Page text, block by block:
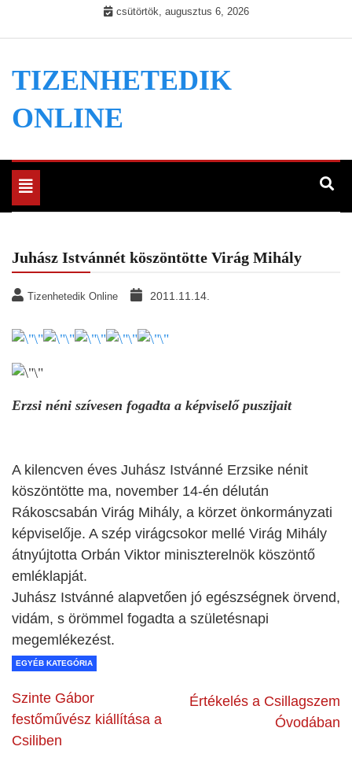
csütörtök, augusztus 6, 2026
TIZENHETEDIK
ONLINE
Toggle
navigation
Juhász Istvánnét köszöntötte Virág Mihály
Tizenhetedik Online 2011.11.14.
Erzsi néni szívesen fogadta a képviselő puszijait
A kilencven éves Juhász Istvánné Erzsike nénit
köszöntötte ma, november 14-én délután
Rákoscsabán Virág Mihály, a körzet önkormányzati
képviselője. A szép virágcsokor mellé Virág Mihály
átnyújtotta Orbán Viktor miniszterelnök köszöntő
emléklapját.
Juhász Istvánné alapvetően jó egészségnek örvend,
vidám, s örömmel fogadta a születésnapi
megemlékezést.
EGYÉB KATEGÓRIA
Szinte Gábor
festőművész kiállítása a
Csiliben
Értékelés a Csillagszem
Óvodában